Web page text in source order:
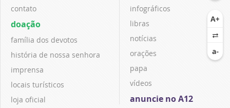
contato
doação
família dos devotos
história de nossa senhora
imprensa
locais turísticos
loja oficial
infográficos
libras
notícias
orações
papa
vídeos
anuncie no A12